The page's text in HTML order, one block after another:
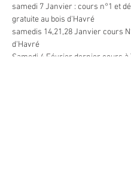
samedi 7 Janvier : cours n°1 et
gratuite au bois d'Havré
samedis 14,21,28 Janvier cours
d'Havré
Samedi 4 Février dernier cours à